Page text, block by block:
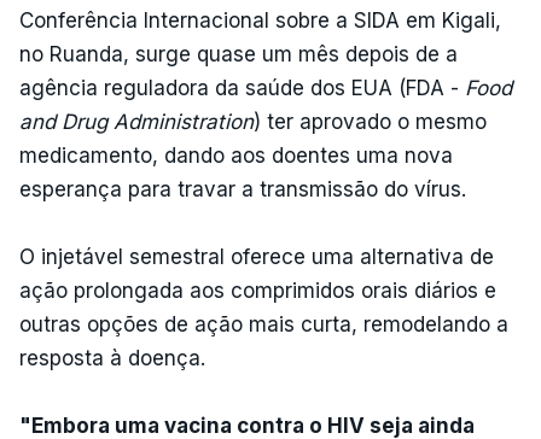
Conferência Internacional sobre a SIDA em Kigali,
no Ruanda, surge quase um mês depois de a
agência reguladora da saúde dos EUA (FDA - Food
and Drug Administration) ter aprovado o mesmo
medicamento, dando aos doentes uma nova
esperança para travar a transmissão do vírus.
O injetável semestral oferece uma alternativa de
ação prolongada aos comprimidos orais diários e
outras opções de ação mais curta, remodelando a
resposta à doença.
"Embora uma vacina contra o HIV seja ainda